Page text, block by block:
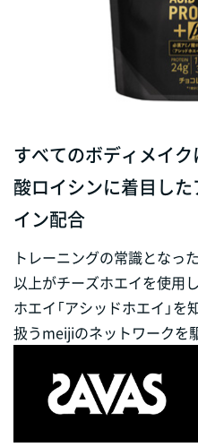
すべてのボディメイク
酸ロイシンに着目し
イン配合
トレーニングの常識となっ
以上がチーズホエイを使用
ホエイ「アシッドホエイ」
扱うmeijiのネットワークを